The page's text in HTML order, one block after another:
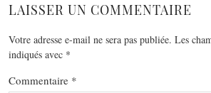
LAISSER UN COMMENTAIRE
Votre adresse e-mail ne sera pas publiée. Les
indiqués avec *
Commentaire *